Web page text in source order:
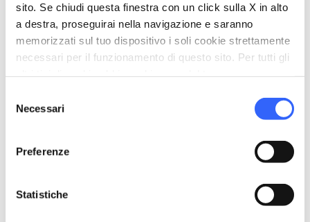
sito. Se chiudi questa finestra con un click sulla X in alto
a destra, proseguirai nella navigazione e saranno
memorizzati sul tuo dispositivo i soli cookie strettamente
necessari per il funzionamento di questo sito. Per tutti gli
delNecessari
Preferenze
Statistiche
Realizzazioni in ferro battuto a Livorno - Credit:La
all’avanguardia nell’utilizzo del
ferro fuso . La